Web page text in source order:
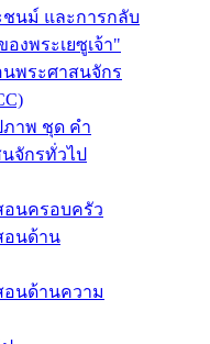
นม์ และการกลับ
งพระเยซูเจ้า"
พระศาสนจักร
าพ ชุด คำ
จักรทั่วไป
นครอบครัว
อนด้าน
นด้านความ